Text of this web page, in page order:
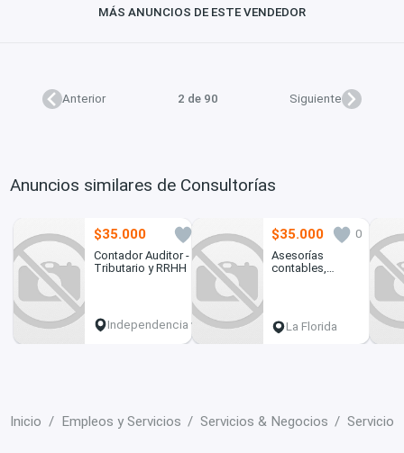
MÁS ANUNCIOS DE ESTE VENDEDOR
Anterior 2 de 90 Siguiente
Anuncios similares de Consultorías
$35.000
10
Contador Auditor -
Tributario y RRHH
Independencia
$35.000
0
Asesorías
contables,
La Florida
Inicio Empleos y Servicios Servicios & Negocios